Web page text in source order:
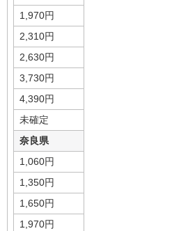
1,970円
2,310円
2,630円
3,730円
4,390円
未確定
奈良県
1,060円
1,350円
1,650円
1,970円